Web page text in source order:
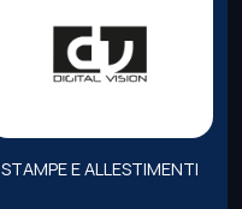
STAMPE E ALLESTIMENTI